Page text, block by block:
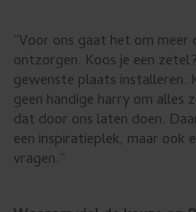
“Voor ons gaat het om
ontzorgen. Koos je een
gewenste plaats installeren.
geen handige harry om alles
dat door ons laten doen.
een inspiratieplek, maar ook
vragen.”